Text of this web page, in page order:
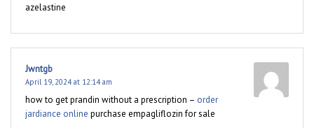
azelastine
Jwntgb
April 19, 2024 at 12:14 am
how to get prandin without a prescription – order
jardiance online purchase empagliflozin for sale